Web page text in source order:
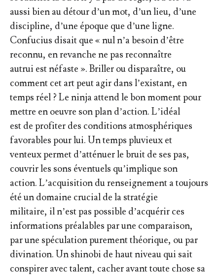
aussi bien au détour d’un mot, d’un lieu, d’une
discipline, d’une époque que d’une ligne.
Confucius disait que « nul n’a besoin d’être
reconnu, en revanche ne pas reconnaître
autrui est néfaste ». Briller ou disparaître, ou
comment cet art peut agir dans l’existant, en
temps réel ? Le ninja attend le bon moment pour
mettre en oeuvre son plan d’action. L’idéal
est de profiter des conditions atmosphériques
favorables pour lui. Un temps pluvieux et
venteux permet d’atténuer le bruit de ses pas,
couvrir les sons éventuels qu’implique son
action. L’acquisition du renseignement a toujours
été un domaine crucial de la stratégie
militaire, il n’est pas possible d’acquérir ces
informations préalables par une comparaison,
par une spéculation purement théorique, ou par
divination. Un shinobi de haut niveau qui sait
conspirer avec talent, cacher avant toute chose sa